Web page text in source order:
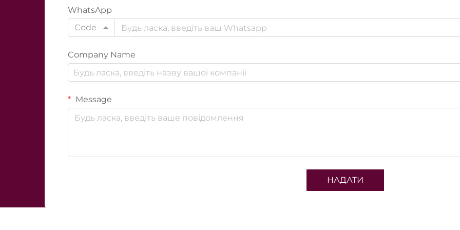
WhatsApp
Code
Company Name
Message
НАДАТИ